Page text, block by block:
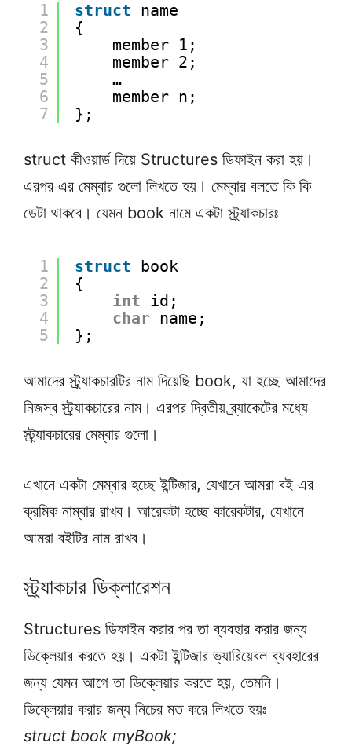
1
2
3
4
5
6
7
struct name
{
member 1;
member 2;
…
member n;
};
struct কীওয়ার্ড দিয়ে Structures ডিফাইন করা হয়।
এরপর এর মেম্বার গুলো লিখতে হয়। মেম্বার বলতে কি কি
ডেটা থাকবে। যেমন book নামে একটা স্ট্র্যাকচারঃ
1
2
3
4
5
struct book
{
int id;
char name;
};
আমাদের স্ট্র্যাকচারটির নাম দিয়েছি book, যা হচ্ছে আমাদের
নিজস্ব স্ট্র্যাকচারের নাম। এরপর দ্বিতীয় ব্র্যাকেটের মধ্যে
স্ট্র্যাকচারের মেম্বার গুলো।
এখানে একটা মেম্বার হচ্ছে ইন্টিজার, যেখানে আমরা বই এর
ক্রমিক নাম্বার রাখব। আরেকটা হচ্ছে কারেকটার, যেখানে
আমরা বইটির নাম রাখব।
স্ট্র্যাকচার ডিক্লারেশন
Structures ডিফাইন করার পর তা ব্যবহার করার জন্য
ডিক্লেয়ার করতে হয়। একটা ইন্টিজার ভ্যারিয়েবল ব্যবহারের
জন্য যেমন আগে তা ডিক্লেয়ার করতে হয়, তেমনি।
ডিক্লেয়ার করার জন্য নিচের মত করে লিখতে হয়ঃ
struct book myBook;